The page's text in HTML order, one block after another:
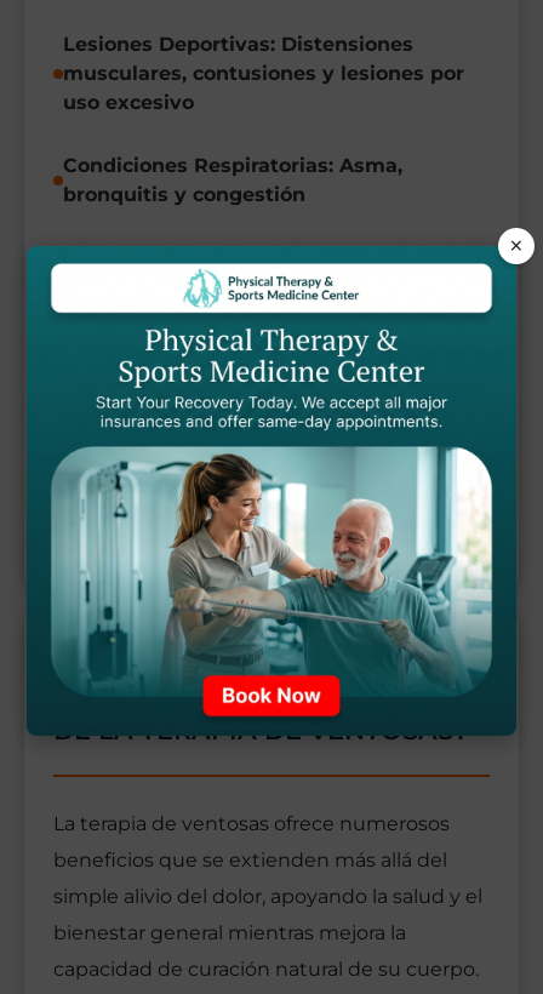
Lesiones Deportivas: Distensiones
musculares, contusiones y lesiones por
uso excesivo
Condiciones Respiratorias: Asma,
bronquitis y congestión
Recuperación Post-Quirúrgica: Manejo
del tejido cicatricial y mejora de la
curación
Al abordar tanto los síntomas como las
causas subyacentes de su condición, la
terapia de ventosas puede proporcionar un
alivio integral y apoyar las capacidades de
curación natural de su cuerpo.
¿CUÁLES SON LOS BENEFICIOS
DE LA TERAPIA DE VENTOSAS?
La terapia de ventosas ofrece numerosos
beneficios que se extienden más allá del
simple alivio del dolor, apoyando la salud y el
bienestar general mientras mejora la
capacidad de curación natural de su cuerpo.
×